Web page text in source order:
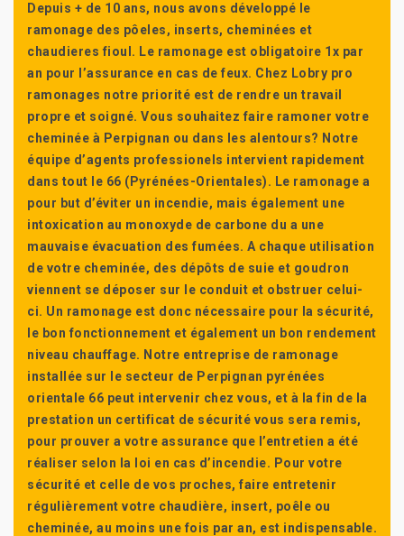
Depuis + de 10 ans, nous avons développé le
ramonage des pôeles, inserts, cheminées et
chaudieres fioul. Le ramonage est obligatoire 1x par
an pour l’assurance en cas de feux. Chez Lobry pro
ramonages notre priorité est de rendre un travail
propre et soigné. Vous souhaitez faire ramoner votre
cheminée à Perpignan ou dans les alentours? Notre
équipe d’agents professionels intervient rapidement
dans tout le 66 (Pyrénées-Orientales). Le ramonage a
pour but d’éviter un incendie, mais également une
intoxication au monoxyde de carbone du a une
mauvaise évacuation des fumées. A chaque utilisation
de votre cheminée, des dépôts de suie et goudron
viennent se déposer sur le conduit et obstruer celui-
ci. Un ramonage est donc nécessaire pour la sécurité,
le bon fonctionnement et également un bon rendement
niveau chauffage. Notre entreprise de ramonage
installée sur le secteur de Perpignan pyrénées
orientale 66 peut intervenir chez vous, et à la fin de la
prestation un certificat de sécurité vous sera remis,
pour prouver a votre assurance que l’entretien a été
réaliser selon la loi en cas d’incendie. Pour votre
sécurité et celle de vos proches, faire entretenir
régulièrement votre chaudière, insert, poêle ou
cheminée, au moins une fois par an, est indispensable.